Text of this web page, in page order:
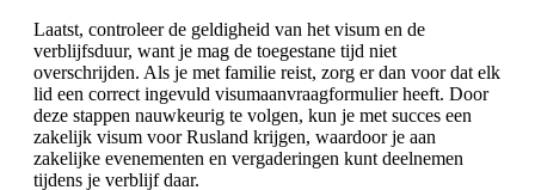
Laatst, controleer de geldigheid van het visum en de
verblijfsduur, want je mag de toegestane tijd niet
overschrijden. Als je met familie reist, zorg er dan voor dat elk
lid een correct ingevuld visumaanvraagformulier heeft. Door
deze stappen nauwkeurig te volgen, kun je met succes een
zakelijk visum voor Rusland krijgen, waardoor je aan
zakelijke evenementen en vergaderingen kunt deelnemen
tijdens je verblijf daar.